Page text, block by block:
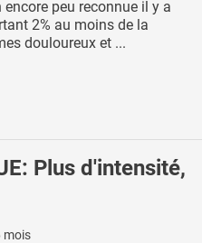
peu reconnue il y a
2% au moins de la
douloureux et ...
Plus d'intensité,
mois